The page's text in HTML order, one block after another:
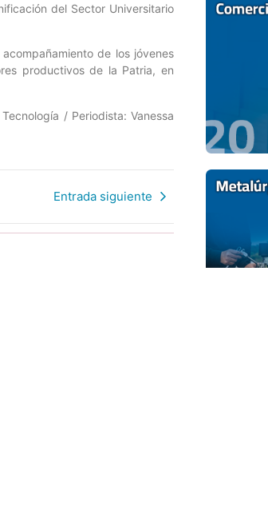
del Sector Universitario
de los jóvenes
productivos de la Patria, en
/ Periodista: Vanessa
Entrada siguiente